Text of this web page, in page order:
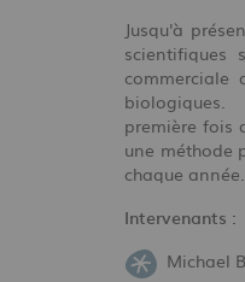
Jusqu'à
scientifiques
première fois
une méthode
chaque année.
Intervenants :
Michael